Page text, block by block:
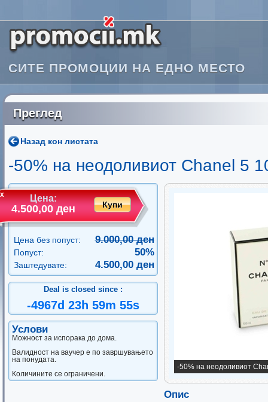
СИТЕ ПРОМОЦИИ НА ЕДНО МЕСТО
Преглед
Назад кон листата
-50% на неодоливиот Chanel 5
Цена без попуст: 9.000,00 ден
Попуст: 50%
Заштедувате: 4.500,00 ден
Deal is closed since :
-4967d 23h 59m 55s
Услови
Можност за испорака до дома.
Валидност на ваучер е по завршувањето
на понудата.
Количините се ограничени.
-50% на неодоливиот
Опис
Цена:
4.500,00 ден Купи
x